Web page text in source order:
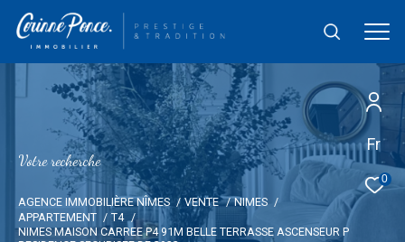
Fr
0
Votre recherche
AGENCE IMMOBILIÈRE NÎMES VENTE
NIMES
APPARTEMENT
T4
NIMES MAISON CARREE P4 91M BELLE TERRASSE ASCENSEUR P